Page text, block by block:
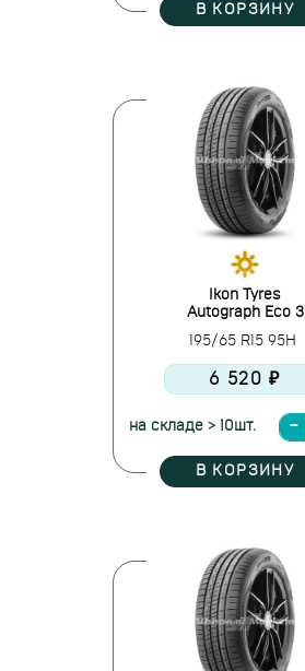
В КОРЗИНУ
Ikon Tyres
Autograph Eco 3
195/65 R15 95H
6 520 ₽
на складе > 10шт.
В КОРЗИНУ